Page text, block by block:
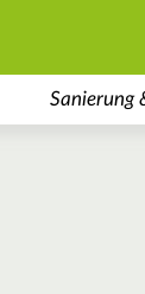
Sanierung